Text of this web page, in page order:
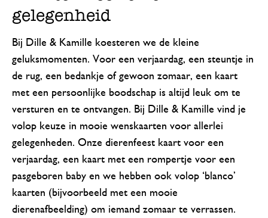
gelegenheid
Bij Dille & Kamille koesteren we de kleine
geluksmomenten. Voor een verjaardag, een steuntje in
de rug, een bedankje of gewoon zomaar, een kaart
met een persoonlijke boodschap is altijd leuk om te
versturen en te ontvangen. Bij Dille & Kamille vind je
volop keuze in mooie wenskaarten voor allerlei
gelegenheden. Onze dierenfeest kaart voor een
verjaardag, een kaart met een rompertje voor een
pasgeboren baby en we hebben ook volop ‘blanco’
kaarten (bijvoorbeeld met een mooie
dierenafbeelding) om iemand zomaar te verrassen.